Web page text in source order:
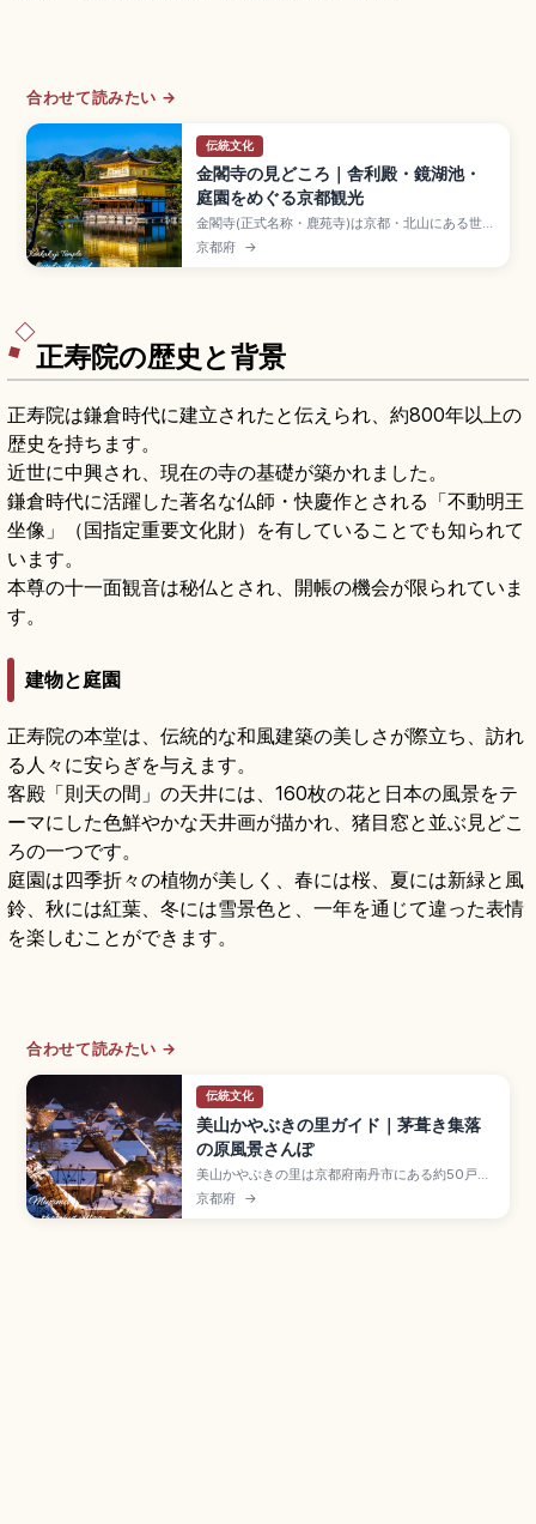
合わせて読みたい →
伝統文化
金閣寺の見どころ｜舎利殿・鏡湖池・
庭園をめぐる京都観光
金閣寺(正式名称・鹿苑寺)は京都・北山にある世界
遺産で、金箔に覆われた三層の舎利殿が象徴的な
日本屈指の名所。異なる建築様式の融合、鏡湖池
京都府 →
正寿院の歴史と背景
正寿院は鎌倉時代に建立されたと伝えられ、約800年以上の
歴史を持ちます。
近世に中興され、現在の寺の基礎が築かれました。
鎌倉時代に活躍した著名な仏師・快慶作とされる「不動明王
坐像」（国指定重要文化財）を有していることでも知られて
います。
本尊の十一面観音は秘仏とされ、開帳の機会が限られていま
す。
建物と庭園
正寿院の本堂は、伝統的な和風建築の美しさが際立ち、訪れ
る人々に安らぎを与えます。
客殿「則天の間」の天井には、160枚の花と日本の風景をテ
ーマにした色鮮やかな天井画が描かれ、猪目窓と並ぶ見どこ
ろの一つです。
庭園は四季折々の植物が美しく、春には桜、夏には新緑と風
鈴、秋には紅葉、冬には雪景色と、一年を通じて違った表情
を楽しむことができます。
合わせて読みたい →
伝統文化
美山かやぶきの里ガイド｜茅葺き集落
の原風景さんぽ
美山かやぶきの里は京都府南丹市にある約50戸の
茅葺き集落で、「北山型民家」が39棟並ぶ国の重
要伝統的建造物群保存地区。1993年選定、UN
京都府 →